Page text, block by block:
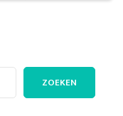
ZOEKEN